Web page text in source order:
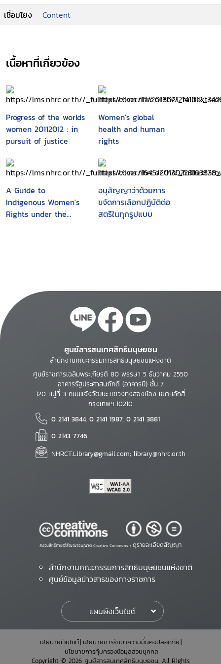
เชื่อมโยง
Content
เนื้อหาที่เกี่ยวข้อง
Progress of the worlds
women 20112012 : in
pursuit of justice
Women's global
health and human
rights
A Guide to
Indigenous Women's
Rights under the
อนุสัญญาว่าด้วยการ
ขจัดการเลือกปฏิบัติต่อ
สตรีในทุกรูปแบบ
ศูนย์สารสนเทศสิทธิมนุษยชน
สำนักงานคณะกรรมการสิทธิมนุษยชนแห่งชาติ
ศูนย์ราชการเฉลิมพระเกียรติ 80 พรรษา 5 ธันวาคม 2550
อาคารรัฐประศาสนภักดี (อาคารบี) ชั้น 7
120 หมู่ที่ 3 ถนนแจ้งวัฒนะ แขวงทุ่งสองห้อง เขตหลักสี่
กรุงเทพฯ 10210
0 2141 3844, 0 2141 1987, 0 2141 3881
0 2143 7746
NHRCT.Library@gmail.com; library@nhrc.or.th
สงวนสิทธิ์ภายใต้สัญญาอนุญาต Creative Commons • ดูรายละเอียดสัญญา
สำนักงานคณะกรรมการสิทธิมนุษยชนแห่งชาติ
ศูนย์ข้อมูลข่าวสารของทางราชการ
แผนผังเว็บไซต์
นโยบายเว็บไซต์ นโยบายการรักษาความมั่นคงปลอดภัย
นโยบายการคุ้มครองข้อมูลส่วนบุคคล
Copyright © 2026 ศูนย์สารสนเทศสิทธิมนุษยชน. All Rights